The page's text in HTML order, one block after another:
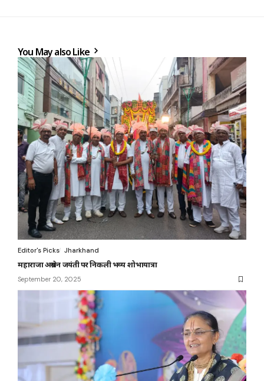
You May also Like
Editor's Picks Jharkhand
महाराजा अग्रसेन जयंती पर निकली भव्य शोभायात्रा
September 20, 2025